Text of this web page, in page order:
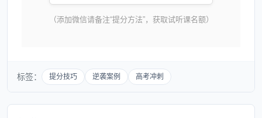
（添加微信请备注“提分方法”，获取试听课名额）
标签： 提分技巧 逆袭案例 高考冲刺